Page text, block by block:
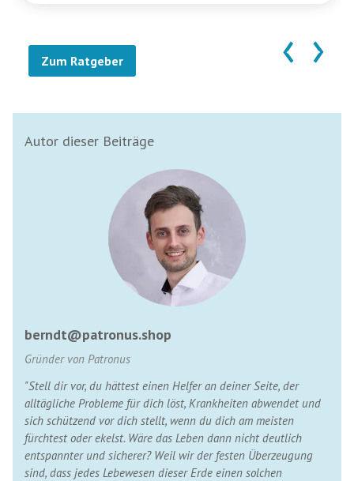
‹ ›
Zum Ratgeber
Autor dieser Beiträge
berndt@patronus.shop
Gründer von Patronus
"Stell dir vor, du hättest einen Helfer an deiner Seite, der
alltägliche Probleme für dich löst, Krankheiten abwendet und
sich schützend vor dich stellt, wenn du dich am meisten
fürchtest oder ekelst. Wäre das Leben dann nicht deutlich
entspannter und sicherer? Weil wir der festen Überzeugung
sind, dass jedes Lebewesen dieser Erde einen solchen